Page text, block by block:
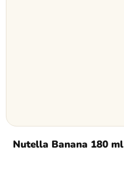
Nutella Banana 180 ml